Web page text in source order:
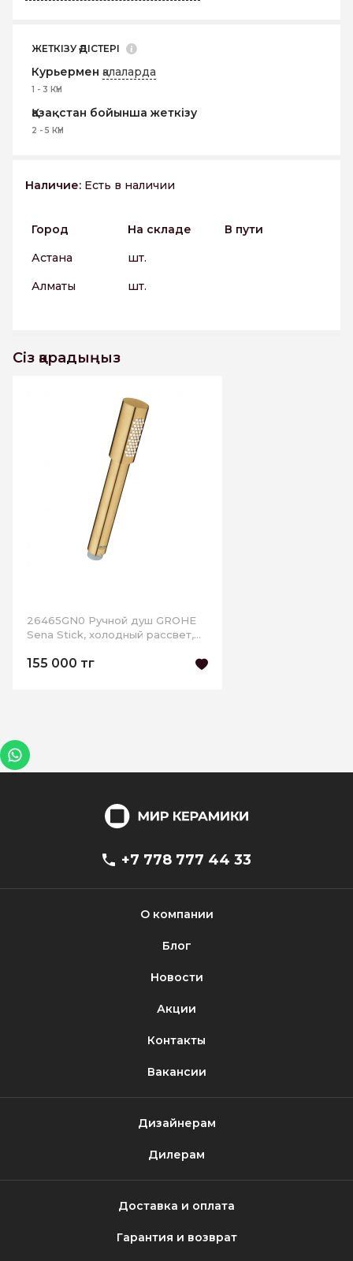
ЖЕТКІЗУ ӘДІСТЕРІ
Курьермен қалаларда
1 - 3 КҮН
Қазақстан бойынша жеткізу
2 - 5 КҮН
Наличие: Есть в наличии
Город На складе
В пути
Астана
шт.
Алматы
шт.
Сіз қарадыңыз
26465GN0 Ручной душ GROHE
Sena Stick, холодный рассвет,
155 000 тг
+7 778 777 44 33
О компании
Блог
Новости
Акции
Контакты
Вакансии
Дизайнерам
Дилерам
Доставка и оплата
Гарантия и возврат